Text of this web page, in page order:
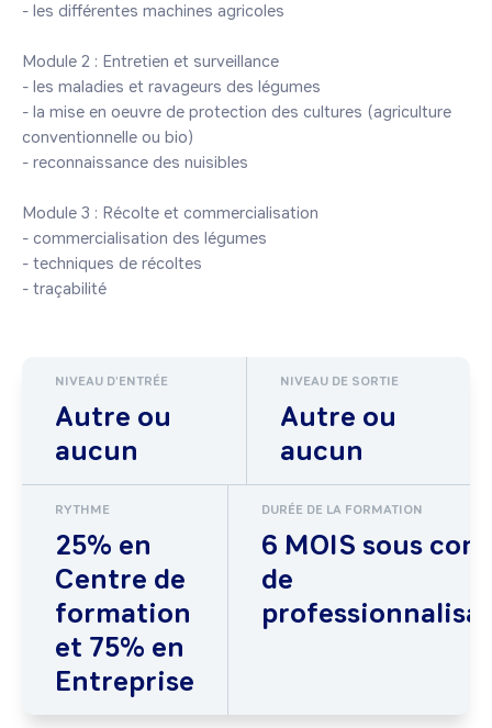
- les différentes machines agricoles
Module 2 : Entretien et surveillance
- les maladies et ravageurs des légumes
- la mise en oeuvre de protection des cultures (agriculture
conventionnelle ou bio)
- reconnaissance des nuisibles
Module 3 : Récolte et commercialisation
- commercialisation des légumes
- techniques de récoltes
- traçabilité
NIVEAU D'ENTRÉE
Autre ou
aucun
NIVEAU DE SORTIE
Autre ou
aucun
RYTHME
25% en
Centre de
formation
et 75% en
Entreprise
DURÉE DE LA FORMATION
6 MOIS sous
de